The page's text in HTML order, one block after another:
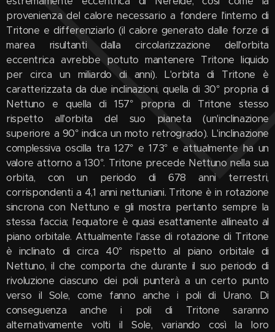
provenienza del calore necessario a fondere l'interno di
Tritone e differenziarlo (il calore generato dalle forze di
marea risultanti dalla circolarizzazione dell'orbita
eccentrica avrebbe potuto mantenere Tritone liquido
per circa un miliardo di anni). L'orbita di Tritone è
caratterizzata da due inclinazioni, quella di 30° propria di
Nettuno e quella di 157° propria di Tritone stesso
rispetto all'orbita del suo pianeta (un'inclinazione
superiore a 90° indica un moto retrogrado). L'inclinazione
complessiva oscilla tra 127° e 173° e attualmente ha un
valore attorno a 130°. Tritone precede Nettuno nella sua
orbita, con un periodo di 678 anni terrestri,
corrispondenti a 4,1 anni nettuniani. Tritone è in rotazione
sincrona con Nettuno e gli mostra pertanto sempre la
stessa faccia; l'equatore è quasi esattamente allineato al
piano orbitale. Attualmente l'asse di rotazione di Tritone
è inclinato di circa 40° rispetto al piano orbitale di
Nettuno, il che comporta che durante il suo periodo di
rivoluzione ciascuno dei poli punterà a un certo punto
verso il Sole, come fanno anche i poli di Urano. Di
conseguenza anche i poli di Tritone saranno
alternativamente volti il Sole, variando così la loro